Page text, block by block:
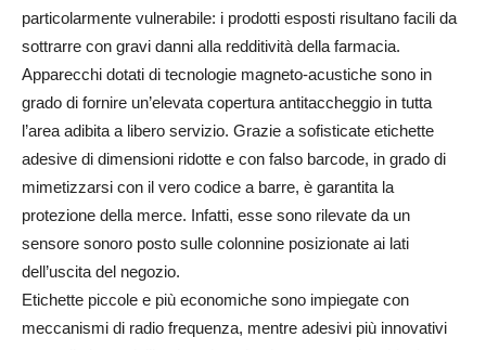
particolarmente vulnerabile: i prodotti esposti risultano facili da
sottrarre con gravi danni alla redditività della farmacia.
Apparecchi dotati di tecnologie magneto-acustiche sono in
grado di fornire un’elevata copertura antitaccheggio in tutta
l’area adibita a libero servizio. Grazie a sofisticate etichette
adesive di dimensioni ridotte e con falso barcode, in grado di
mimetizzarsi con il vero codice a barre, è garantita la
protezione della merce. Infatti, esse sono rilevate da un
sensore sonoro posto sulle colonnine posizionate ai lati
dell’uscita del negozio.
Etichette piccole e più economiche sono impiegate con
meccanismi di radio frequenza, mentre adesivi più innovativi